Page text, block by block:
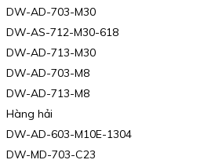
DW-AD-703-M30
DW-AS-712-M30-618
DW-AD-713-M30
DW-AD-703-M8
DW-AD-713-M8
Hàng hải
DW-AD-603-M10E-1304
DW-MD-703-C23